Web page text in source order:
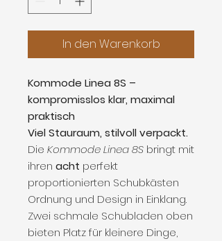
In den Warenkorb
Kommode Linea 8S –
kompromisslos klar, maximal
praktisch
Viel Stauraum, stilvoll verpackt.
Die Kommode Linea 8S bringt mit
ihren acht perfekt
proportionierten Schubkästen
Ordnung und Design in Einklang.
Zwei schmale Schubladen oben
bieten Platz für kleinere Dinge,